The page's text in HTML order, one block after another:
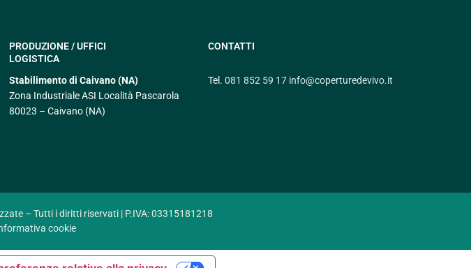
PRODUZIONE / UFFICI
LOGISTICA
Stabilimento di Caivano (NA)
Zona Industriale ASI Località Pascarola
80023 – Caivano (NA)
CONTATTI
Tel. 081 852 59 17 info@coperturedevivo.it
– Tutti i diritti riservati | P.IVA: 03315181218
cookie